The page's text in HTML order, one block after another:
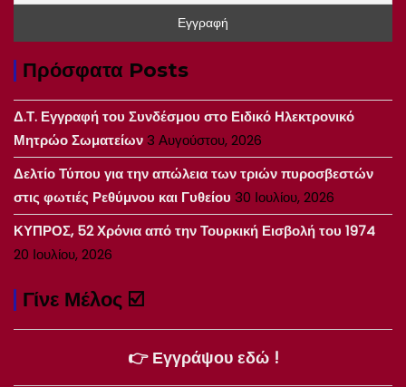
Πρόσφατα Posts
Δ.Τ. Εγγραφή του Συνδέσμου στο Ειδικό Ηλεκτρονικό
Μητρώο Σωματείων3 Αυγούστου, 2026
Δελτίο Τύπου για την απώλεια των τριών πυροσβεστών
στις φωτιές Ρεθύμνου και Γυθείου 30 Ιουλίου, 2026
ΚΥΠΡΟΣ, 52 Χρόνια από την Τουρκική Εισβολή του 1974
20 Ιουλίου, 2026
Γίνε Μέλος ☑️
👉 Εγγράψου εδώ !